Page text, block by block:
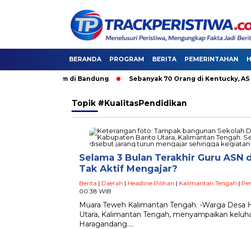
BERANDA PROGRAM BERITA PEMERINTAHAN
Umum di Bandung Sebanyak 70 Orang di Kentucky, AS
Topik #KualitasPendidikan
Selama 3 Bulan Terakhir Guru ASN
Tak Aktif Mengajar?
Berita | Daerah | Headline Pilihan | Kalimantan Tengah |
00:38 WIB
Muara Teweh Kalimantan Tengah. -Warga
Utara, Kalimantan Tengah, menyampaikan
Haragandang….